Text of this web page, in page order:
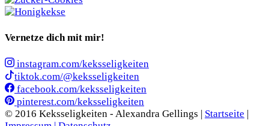
Vernetze dich mit mir!
instagram.com/keksseligkeiten
tiktok.com/@keksseligkeiten
facebook.com/keksseligkeiten
pinterest.com/keksseligkeiten
© 2016 Keksseligkeiten - Alexandra Gellings | Startseite |